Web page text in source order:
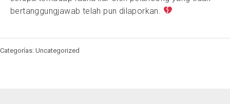
bertanggungjawab telah pun dilaporkan.
Categorías: Uncategorized